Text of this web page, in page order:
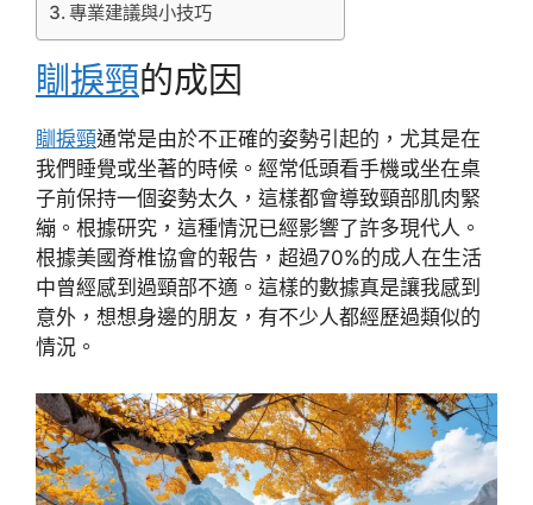
專業建議與小技巧
瞓捩頸的成因
瞓捩頸通常是由於不正確的姿勢引起的，尤其是在
我們睡覺或坐著的時候。經常低頭看手機或坐在桌
子前保持一個姿勢太久，這樣都會導致頸部肌肉緊
繃。根據研究，這種情況已經影響了許多現代人。
根據美國脊椎協會的報告，超過70%的成人在生活
中曾經感到過頸部不適。這樣的數據真是讓我感到
意外，想想身邊的朋友，有不少人都經歷過類似的
情況。